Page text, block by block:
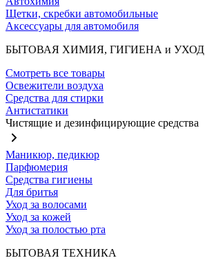
Щетки, скребки автомобильные
Аксессуары для автомобиля
БЫТОВАЯ ХИМИЯ, ГИГИЕНА и УХОД
Смотреть все товары
Освежители воздуха
Средства для стирки
Антистатики
Чистящие и дезинфицирующие средства
Маникюр, педикюр
Парфюмерия
Средства гигиены
Для бритья
Уход за волосами
Уход за кожей
Уход за полостью рта
БЫТОВАЯ ТЕХНИКА